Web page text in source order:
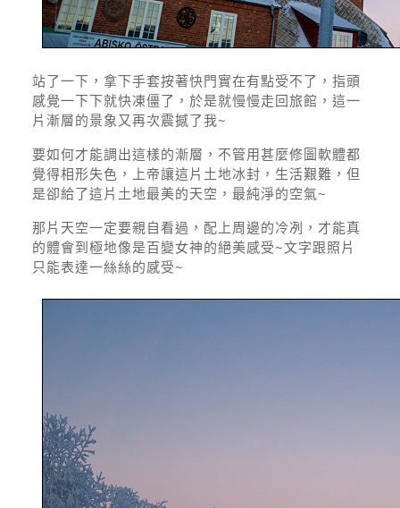
站了一下，拿下手套按著快門實在有點受不了，指頭
感覺一下下就快凍僵了，於是就慢慢走回旅館，這一
片漸層的景象又再次震撼了我~
要如何才能調出這樣的漸層，不管用甚麼修圖軟體都
覺得相形失色，上帝讓這片土地冰封，生活艱難，但
是卻給了這片土地最美的天空，最純淨的空氣~
那片天空一定要親自看過，配上周邊的冷冽，才能真
的體會到極地像是百變女神的絕美感受~文字跟照片
只能表達一絲絲的感受~